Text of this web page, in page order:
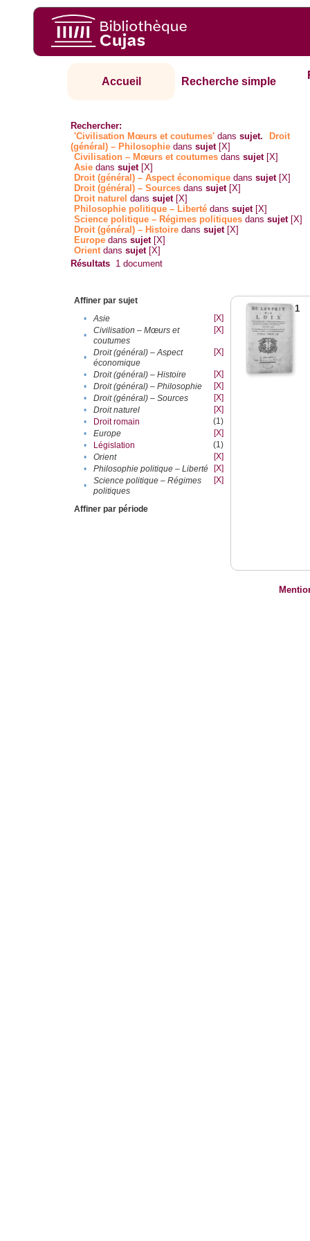
Accueil Recherche simple
Rechercher:
'Civilisation Mœurs et coutumes' danssujet.
Droit
(général) – Philosophie danssujet [X]
Civilisation – Mœurs et coutumes danssujet [X]
Asie danssujet [X]
Droit (général) – Aspect économique danssujet [X]
Droit (général) – Sources danssujet [X]
Droit naturel danssujet [X]
Philosophie politique – Liberté danssujet [X]
Science politique – Régimes politiques danssujet [X]
Droit (général) – Histoire danssujet [X]
Europe danssujet [X]
Orientdanssujet [X]
Résultats 1 document
Affiner par sujet
•
Asie
[X]
•
Civilisation – Mœurs et
coutumes
[X]
•
Droit (général) – Aspect
économique
[X]
• Droit (général) – Histoire
[X]
•
Droit (général) – Philosophie
[X]
•
Droit (général) – Sources
[X]
•
Droit naturel
[X]
•
Droit romain
(1)
•
Europe
[X]
•
Législation
(1)
•
Orient
[X]
•
Philosophie politique – Liberté
[X]
•
Science politique – Régimes
politiques
[X]
Affiner par période
1